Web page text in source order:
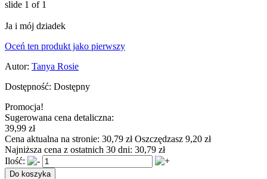
slide 1 of 1
Ja i mój dziadek
Oceń ten produkt jako pierwszy
Autor: Tanya Rosie
Dostępność: Dostępny
Promocja!
Sugerowana cena detaliczna:
39,99 zł
Cena aktualna na stronie: 30,79 złOszczędzasz 9,20 zł
Najniższa cena z ostatnich 30 dni: 30,79 zł
Ilość:
Do koszyka